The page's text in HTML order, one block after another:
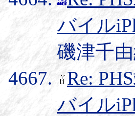
バイル
磯津千
Re:
バイル